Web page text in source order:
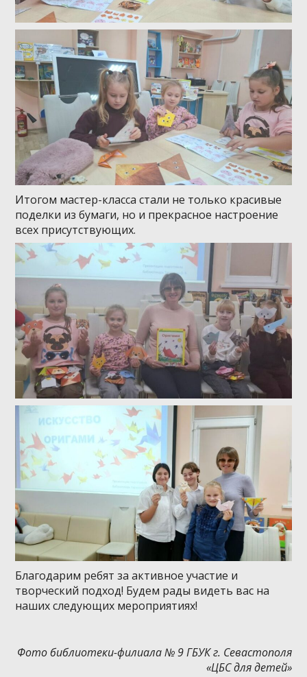
Итогом мастер-класса стали не только красивые
поделки из бумаги, но и прекрасное настроение
всех присутствующих.
Благодарим ребят за активное участие и
творческий подход! Будем рады видеть вас на
наших следующих мероприятиях!
Фото библиотеки-филиала № 9 ГБУК г. Севастополя
«ЦБС для детей»